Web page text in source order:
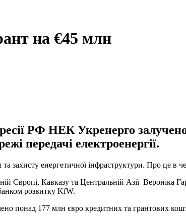
на €45 млн
РФ НЕК Укренерго
передачі електроенергії.
захисту енергетичної інфраструктури. Про це в
Європі, Кавказу та Центральній Азії Вероніка
розвитку KfW.
понад 177 млн євро кредитних та грантових